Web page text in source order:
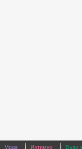
Мода Интимно Бъди